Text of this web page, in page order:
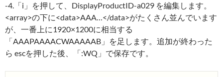
-4.「i」を押して、DisplayProductID-a029 を編集します。
<array>の下に<data>AAA…</data>がたくさん並んでいます
が、一番上に1920×1200に相当する
「AAAPAAAACWAAAAAB」を足します。追加が終わった
ら escを押した後、「:WQ」で保存です。